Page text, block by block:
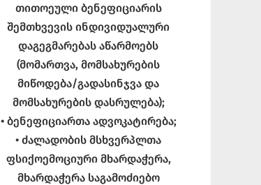
თითოეული ბენეფიციარის
შემთხვევის ინდივიდუალური
დაგეგმარებას აწარმოებს
(მომართვა, მომსახურების
მიწოდება/გადასინჯვა და
მომსახურების დასრულება);
• ბენეფიციართა ადვოკატირება;
• ძალადობის მსხვერპლთა
ფსიქოემოციური მხარდაჭერა,
მხარდაჭერა საგამოძიებო